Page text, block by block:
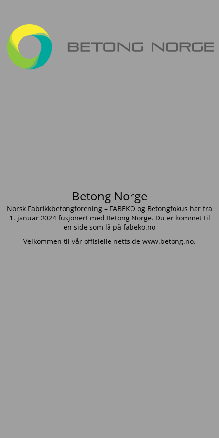
Betong Norge
Norsk Fabrikkbetongforening – FABEKO og Betongfokus har fra
1. januar 2024 fusjonert med Betong Norge. Du er kommet til
en side som lå på fabeko.no
Velkommen til vår offisielle nettside www.betong.no.